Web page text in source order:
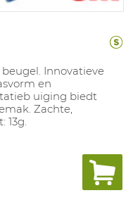
Innovatieve
en
uiging biedt
Zachte,
13g.